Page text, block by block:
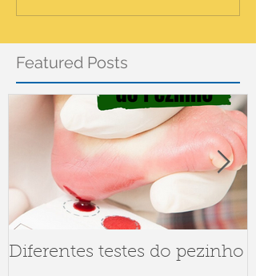
Featured Posts
Diferentes testes do pezinho